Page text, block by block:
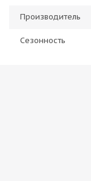
Производитель
Сезонность